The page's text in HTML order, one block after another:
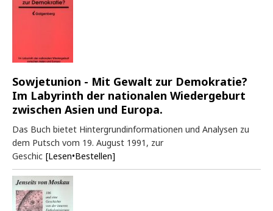
Sowjetunion - Mit Gewalt zur Demokratie?
Im Labyrinth der nationalen Wiedergeburt
zwischen Asien und Europa.
Das Buch bietet Hintergrundinformationen und Analysen zu
dem Putsch vom 19. August 1991, zur
Geschic [Lesen•Bestellen]